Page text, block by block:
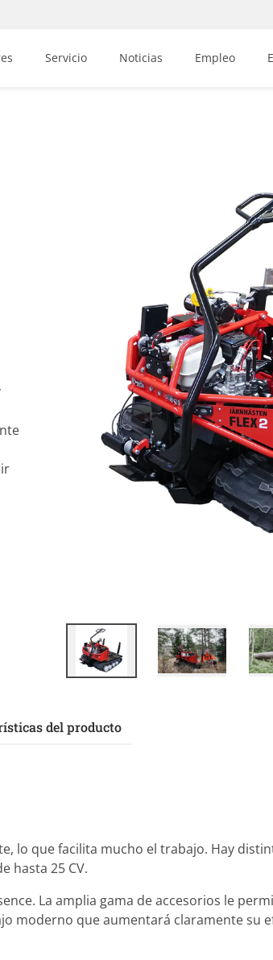
Servicio Noticias Empleo
del producto
lo que facilita mucho el trabajo. Hay
hasta 25 CV.
La amplia gama de accesorios le
moderno que aumentará claramente su